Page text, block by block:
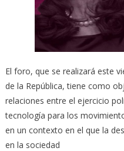
El foro, que se realizará este
de la República, tiene como
relaciones entre el ejercicio
tecnología para los
en un contexto en el que la
en la sociedad